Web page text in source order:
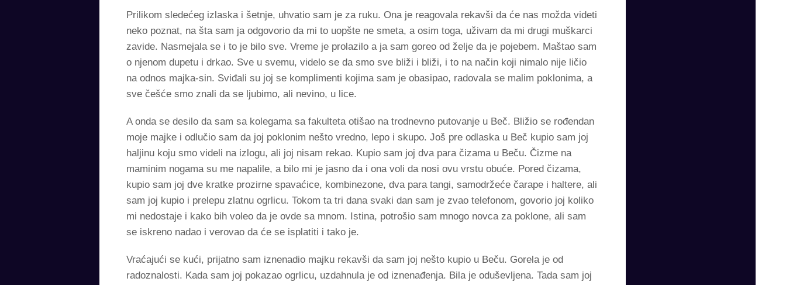
Prilikom sledećeg izlaska i šetnje, uhvatio sam je za ruku. Ona je reagovala rekavši da će nas možda videti
neko poznat, na šta sam ja odgovorio da mi to uopšte ne smeta, a osim toga, uživam da mi drugi muškarci
zavide. Nasmejala se i to je bilo sve. Vreme je prolazilo a ja sam goreo od želje da je pojebem. Maštao sam
o njenom dupetu i drkao. Sve u svemu, videlo se da smo sve bliži i bliži, i to na način koji nimalo nije ličio
na odnos majka-sin. Sviđali su joj se komplimenti kojima sam je obasipao, radovala se malim poklonima, a
sve češće smo znali da se ljubimo, ali nevino, u lice.
A onda se desilo da sam sa kolegama sa fakulteta otišao na trodnevno putovanje u Beč. Bližio se rođendan
moje majke i odlučio sam da joj poklonim nešto vredno, lepo i skupo. Još pre odlaska u Beč kupio sam joj
haljinu koju smo videli na izlogu, ali joj nisam rekao. Kupio sam joj dva para čizama u Beču. Čizme na
maminim nogama su me napalile, a bilo mi je jasno da i ona voli da nosi ovu vrstu obuće. Pored čizama,
kupio sam joj dve kratke prozirne spavaćice, kombinezone, dva para tangi, samodržeće čarape i haltere, ali
sam joj kupio i prelepu zlatnu ogrlicu. Tokom ta tri dana svaki dan sam je zvao telefonom, govorio joj koliko
mi nedostaje i kako bih voleo da je ovde sa mnom. Istina, potrošio sam mnogo novca za poklone, ali sam
se iskreno nadao i verovao da će se isplatiti i tako je.
Vraćajući se kući, prijatno sam iznenadio majku rekavši da sam joj nešto kupio u Beču. Gorela je od
radoznalosti. Kada sam joj pokazao ogrlicu, uzdahnula je od iznenađenja. Bila je oduševljena. Tada sam joj